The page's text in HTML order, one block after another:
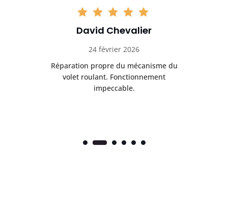
David Chevalier
24 février 2026
Réparation propre du mécanisme du
volet roulant. Fonctionnement
impeccable.